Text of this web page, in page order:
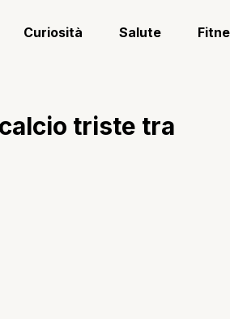
Curiosità Salute
triste tra